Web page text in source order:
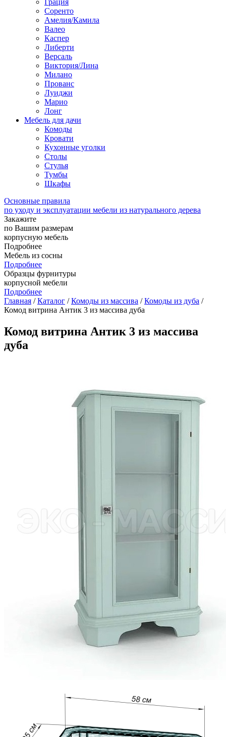
Грация
Соренто
Амелия/Камила
Валео
Каспер
Либерти
Версаль
Виктория/Лина
Милано
Прованс
Луиджи
Марио
Лонг
Мебель для дачи
Комоды
Кровати
Кухонные уголки
Столы
Стулья
Тумбы
Шкафы
Основные правила
по уходу и эксплуатации мебели из натурального дерева
Закажите
по Вашим размерам
корпусную мебель
Подробнее
Мебель из сосны
Подробнее
Образцы фурнитуры
корпусной мебели
Подробнее
Главная /Каталог /Комоды из массива /Комоды из дуба /
Комод витрина Антик 3 из массива дуба
Комод витрина Антик 3 из массива
дуба